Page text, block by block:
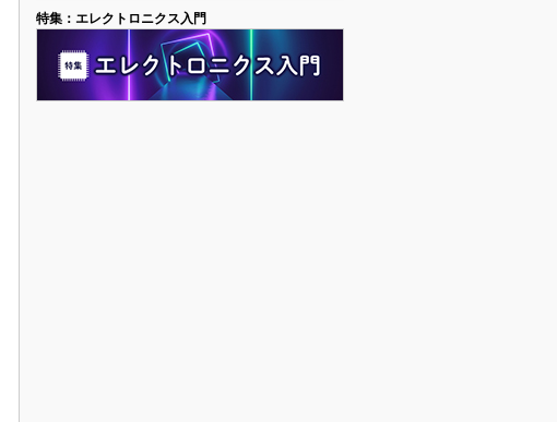
特集：エレクトロニクス入門